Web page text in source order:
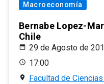
Macroeconomía
Bernabe Lopez-
Chile
29 de Agosto de
17:00
Facultad de